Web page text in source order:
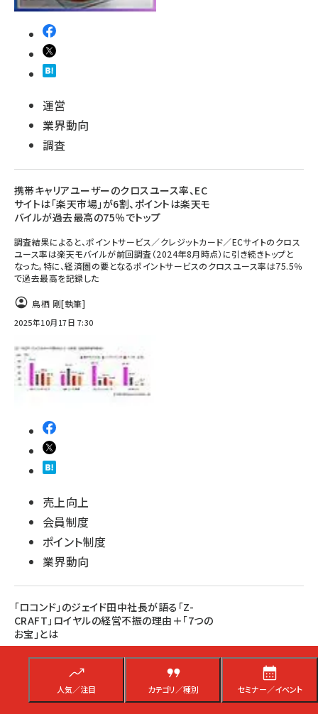
人気／注目 カテゴリ／種別 セミナー／イベント
運営
業界動向
調査
携帯キャリアユーザーのクロスユース率、EC
サイトは「楽天市場」が6割、ポイントは楽天モ
バイルが過去最高の75％でトップ
調査結果によると、ポイントサービス／クレジットカード／ECサイトのクロス
ユース率は楽天モバイルが前回調査（2024年8月時点）に引き続きトップと
なった。特に、経済圏の要となるポイントサービスのクロスユース率は75.5％
で過去最高を記録した
鳥栖 剛[執筆]
2025年10月17日 7:30
売上向上
会員制度
ポイント制度
業界動向
「ロコンド」のジェイド田中社長が語る「Z-
CRAFT」ロイヤルの経営不振の理由＋「7つの
お宝」とは
ジェイドグループの田中裕輔社長が「株主への手紙」の中で再生支援につい
て語った。 レターではロイヤルが民事再生に至った背景は売上のメインであ
る並行輸入業が急激な円安の影響を受けた事があると指摘、その上で 5 個
の改革ポリシーをあげた。